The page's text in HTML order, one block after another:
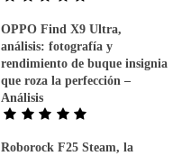
OPPO Find X9 Ultra,
análisis: fotografía y
rendimiento de buque insignia
que roza la perfección –
Análisis
Roborock F25 Steam, la